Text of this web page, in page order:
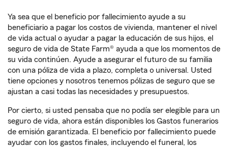
Ya sea que el beneficio por fallecimiento ayude a su
beneficiario a pagar los costos de vivienda, mantener el nivel
de vida actual o ayudar a pagar la educación de sus hijos, el
seguro de vida de State Farm® ayuda a que los momentos de
su vida continúen. Ayude a asegurar el futuro de su familia
con una póliza de vida a plazo, completa o universal. Usted
tiene opciones y nosotros tenemos pólizas de seguro que se
ajustan a casi todas las necesidades y presupuestos.
Por cierto, si usted pensaba que no podía ser elegible para un
seguro de vida, ahora están disponibles los Gastos funerarios
de emisión garantizada. El beneficio por fallecimiento puede
ayudar con los gastos finales, incluyendo el funeral, los